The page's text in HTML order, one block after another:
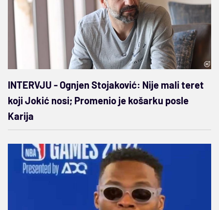
INTERVJU - Ognjen Stojaković: Nije mali teret
koji Jokić nosi; Promenio je košarku posle
Karija